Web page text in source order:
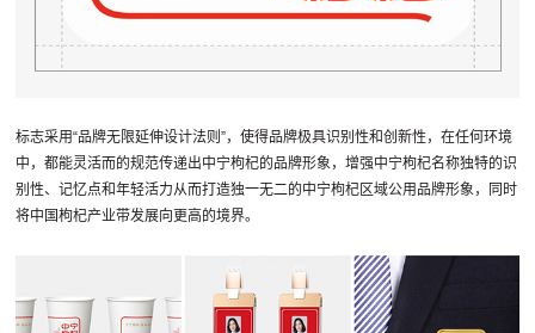
标志采用“品牌无限延伸设计法则”，使得品牌极具识别性和创新性，在任何环境
中，都能灵活而的规范传递出中宁枸杞的品牌形象，增强中宁枸杞名称独特的识
别性、记忆点和年轻活力从而打造独一无二的中宁枸杞区域公用品牌形象，同时
将中国枸杞产业带发展向更高的境界。